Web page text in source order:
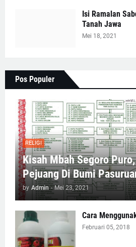
Isi Ramalan
Tanah Jawa
Mei 18, 2021
Pos Populer
RELIGI
Kisah Mbah Segoro
Pejuang Di Bumi
by Admin - Mei 23, 2021
Cara
Februari 05, 2018